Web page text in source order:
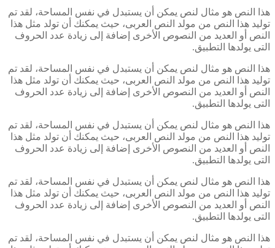
هذا النص هو مثال لنص يمكن أن يستبدل في نفس المساحة، لقد تم
توليد هذا النص من مولد النص العربى، حيث يمكنك أن تولد مثل هذا
النص أو العديد من النصوص الأخرى إضافة إلى زيادة عدد الحروف
التى يولدها التطبيق.
هذا النص هو مثال لنص يمكن أن يستبدل في نفس المساحة، لقد تم
توليد هذا النص من مولد النص العربى، حيث يمكنك أن تولد مثل هذا
النص أو العديد من النصوص الأخرى إضافة إلى زيادة عدد الحروف
التى يولدها التطبيق.
هذا النص هو مثال لنص يمكن أن يستبدل في نفس المساحة، لقد تم
توليد هذا النص من مولد النص العربى، حيث يمكنك أن تولد مثل هذا
النص أو العديد من النصوص الأخرى إضافة إلى زيادة عدد الحروف
التى يولدها التطبيق.
هذا النص هو مثال لنص يمكن أن يستبدل في نفس المساحة، لقد تم
توليد هذا النص من مولد النص العربى، حيث يمكنك أن تولد مثل هذا
النص أو العديد من النصوص الأخرى إضافة إلى زيادة عدد الحروف
التى يولدها التطبيق.
هذا النص هو مثال لنص يمكن أن يستبدل في نفس المساحة، لقد تم